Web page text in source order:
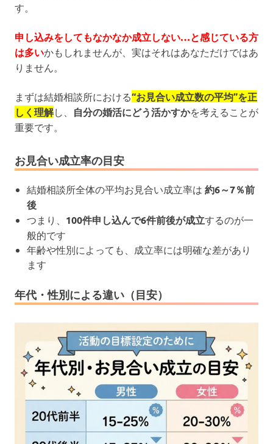
す。
申し込みをしてもなかなか成立しない…と感じている方
は多いかもしれませんが、実はそれはあなただけではあ
りません。
まずは結婚相談所における“お見合い成立数の平均”を正
しく理解し、 自分の婚活にどう活かすかを考えることが
重要です。
お見合い成立率の目安
結婚相談所全体の平均お見合い成立率は 約6～7％前
後
つまり、 100件申し込んで6件前後が成立するのが一
般的です
年齢や性別によっても、成立率には明確な差があり
ます
年代・性別による違い（目安）